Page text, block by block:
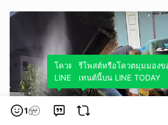
1
โควตมุมมองของคุณผ่านคอนเท
LINE TODAY
รีโพสต์หรือโควตมุมมอง
เทนต์นี้บน LINE TODAY